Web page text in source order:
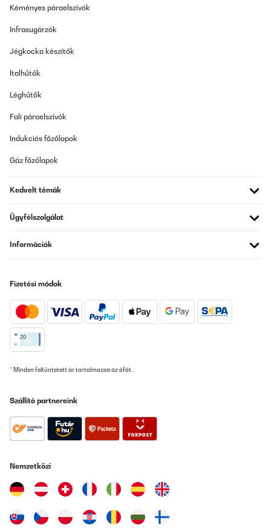
Kéményes páraelszívók
Infrasugárzók
Jégkocka készítők
Italhűtők
Léghűtők
Fali páraelszívók
Indukciós főzőlapok
Gáz főzőlapok
Kedvelt témák
Ügyfélszolgálat
Információk
Fizetési módok
* Minden feltüntetett ár tartalmazza az áfát.
Szállító partnereink
Nemzetközi